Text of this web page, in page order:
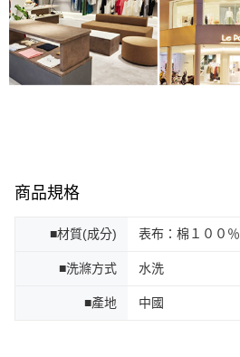
商品規格
■材質(成分) 表布：棉１００％
■洗滌方式 水洗
■產地 中國